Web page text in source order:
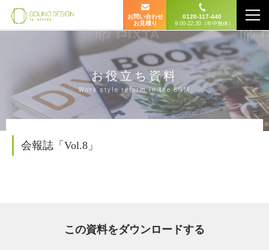
お問い合わせ
お見積り
0120-117-440
9:00-22:30（年中無休）
お役立ち資料
Work style reform in the BGM
会報誌「Vol.8」
この資料をダウンロードする